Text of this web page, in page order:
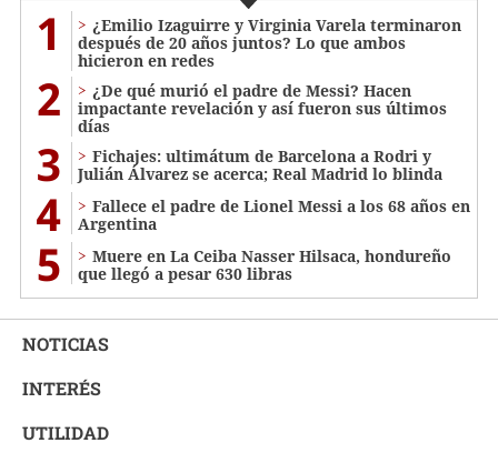
1
¿Emilio Izaguirre y Virginia Varela terminaron
después de 20 años juntos? Lo que ambos
hicieron en redes
2
¿De qué murió el padre de Messi? Hacen
impactante revelación y así fueron sus últimos
días
3
Fichajes: ultimátum de Barcelona a Rodri y
Julián Álvarez se acerca; Real Madrid lo blinda
4
Fallece el padre de Lionel Messi a los 68 años en
Argentina
5
Muere en La Ceiba Nasser Hilsaca, hondureño
que llegó a pesar 630 libras
NOTICIAS
INTERÉS
UTILIDAD